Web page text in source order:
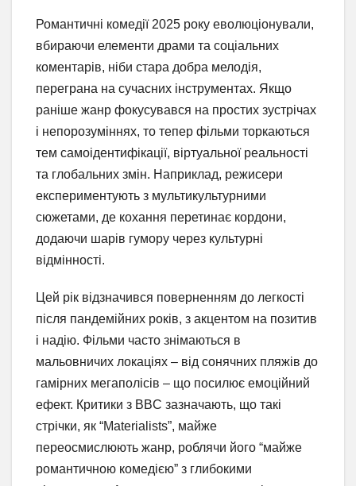
Романтичні комедії 2025 року еволюціонували,
вбираючи елементи драми та соціальних
коментарів, ніби стара добра мелодія,
переграна на сучасних інструментах. Якщо
раніше жанр фокусувався на простих зустрічах
і непорозуміннях, то тепер фільми торкаються
тем самоідентифікації, віртуальної реальності
та глобальних змін. Наприклад, режисери
експериментують з мультикультурними
сюжетами, де кохання перетинає кордони,
додаючи шарів гумору через культурні
відмінності.
Цей рік відзначився поверненням до легкості
після пандемійних років, з акцентом на позитив
і надію. Фільми часто знімаються в
мальовничих локаціях – від сонячних пляжів до
гамірних мегаполісів – що посилює емоційний
ефект. Критики з BBC зазначають, що такі
стрічки, як “Materialists”, майже
переосмислюють жанр, роблячи його “майже
романтичною комедією” з глибокими